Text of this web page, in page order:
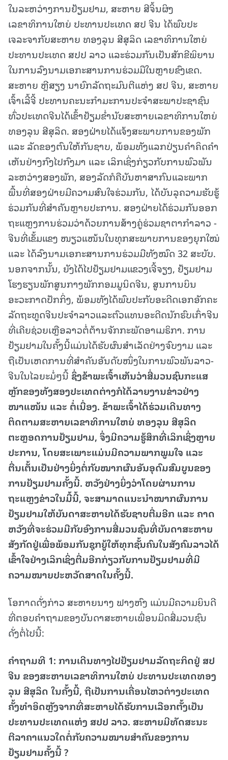
ໃນລະຫວ່າງການຢ້ຽມຢາມ, ສະຫາຍ ສີຈິ້ນຜິງ
ເລຂາທິການໃຫຍ່ ປະທານປະເທດ ສປ ຈີນ ໄດ້ພົບປະ
ເຈລະຈາກັບສະຫາຍ ທອງລຸນ ສີສຸລິດ ເລຂາທິການໃຫຍ່
ປະທານປະເທດ ສປປ ລາວ ແລະຮ່ວມກັນເປັນສັກຂີພິຍານ
ໃນການລົງນາມເອກະສານການຮ່ວມມືໃນຫຼາຍຂົງເຂດ.
ສະຫາຍ ຫຼີສຽງ ນາຍົກລັດຖະມົນຕີແຫ່ງ ສປ ຈີນ, ສະຫາຍ
ເຈົ້າເລີ້ຈີ້ ປະທານຄະນະກຳມະການປະຈຳສະພາປະຊາຊົນ
ທົ່ວປະເທດຈີນໄດ້ເຂົ້າຢ້ຽມຂໍ່ານັບສະຫາຍເລຂາທິການໃຫຍ່
ທອງລຸນ ສີສຸລິດ. ສອງຝ່າຍໄດ້ແຈ້ງສະພາບການຂອງພັກ
ແລະ ລັດຂອງຕົນໃຫ້ກັນຊາບ, ພ້ອມທັງແລກປ່ຽນຄຳຄິດຄຳ
ເຫັນຢ່າງກົງໄປກົງມາ ແລະ ເລິກເຊິ່ງກ່ຽວກັບການພົວພັນ
ລະຫວ່າງສອງພັກ, ສອງລັດກໍຄືບັນຫາສາກົນແລະພາກ
ພື້ນທີ່ສອງຝ່າຍມີຄວາມສົນໃຈຮ່ວມກັນ, ໄດ້ບັນລຸຄວາມຮັບຮູ້
ຮ່ວມກັນທີ່ສຳຄັນຫຼາຍປະການ. ສອງຝ່າຍໄດ້ຮ່ວມກັນອອກ
ຖະແຫຼງການຮ່ວມວ່າດ້ວຍການສ້າງຄູ່ຮ່ວມຊາຕາກຳລາວ -
ຈີນທີ່ເຂັ້ມແຂງ ໜຽວແໜ້ນໃນທຸກສະພາບການຂອງຍຸກໃໝ່
ແລະ ໄດ້ລົງນາມເອກະສານການຮ່ວມມືທັງໝົດ 32 ສະບັບ.
ນອກຈາກນັ້ນ, ຍັງໄດ້ໄປຢ້ຽມຢາມແຂວງເຈີ້ຈຽງ, ຢ້ຽມຢາມ
ໂຮງຮຽນພັກສູນກາງພັກກອມມູນິດຈີນ, ສູນການບິນ
ອະວະກາດປັກກິ່ງ, ພ້ອມທັງໄດ້ພົບປະກັບອະດີດເອກອັກຄະ
ລັດຖະທູດຈີນປະຈຳລາວແລະຕົວແທນອະດີດນັກຮົບເກົ່າຈີນ
ທີ່ເຄີຍຊ່ວຍເຫຼືອລາວຕໍ່ຕ້ານຈັກກະພັດອາເມຣິກາ. ການ
ຢ້ຽມຢາມໃນຄັ້ງນີ້ແມ່ນໄດ້ຮັບຜົນສຳເລັດຢ່າງຈົບງາມ ແລະ
ຖືເປັນເຫດການທີ່ສຳຄັນອັນດັບໜຶ່ງໃນການພົວພັນລາວ-
ຈີນໃນໄລຍະມໍ່ໆນີ້ ຊຶ່ງຂ້າພະເຈົ້າເຫັນວ່າສື່ມວນຊົນກະແສ
ຫຼັກຂອງທັງສອງປະເທດຕ່າງກໍໄດ້ລາຍງານຂ່າວຢ່າງ
ໜາແໜ້ນ ແລະ ຕໍ່ເນື່ອງ. ຂ້າພະເຈົ້າໄດ້ຮ່ວມເດີນທາງ
ຕິດຕາມສະຫາຍເລຂາທິການໃຫຍ່ ທອງລຸນ ສີສຸລິດ
ຕະຫຼອດການຢ້ຽມຢາມ, ຈຶ່ງມີຄວາມຮູ້ສຶກທີ່ເລິກເຊິ່ງຫຼາຍ
ປະການ, ໂດຍສະເພາະແມ່ນມີຄວາມພາກພູມໃຈ ແລະ
ຕື່ນເຕັ້ນເປັນຢ່າງຍິ່ງຕໍ່ກັບໝາກຜົນອັນອຸດົມສົມບູນຂອງ
ການຢ້ຽມຢາມຄັ້ງນີ້. ຫວັງຢ່າງຍິ່ງວ່າໂດຍຜ່ານການ
ຖະແຫຼງຂ່າວໃນມື້ນີ້, ຈະສາມາດແນະນຳໝາກຜົນການ
ຢ້ຽມຢາມໃຫ້ບັນດາສະຫາຍໄດ້ຮັບຊາບຕື່ມອີກ ແລະ ຄາດ
ຫວັງທີ່ຈະຮ່ວມມືກັບອົງການສື່ມວນຊົນທີ່ບັນດາສະຫາຍ
ສັງກັດຢູ່ເພື່ອພ້ອມກັນຊຸກຍູ້ໃຫ້ທຸກຊັ້ນຄົນໃນສັງຄົມລາວໄດ້
ເຂົ້າໃຈຢ່າງເລິກເຊິ່ງຕື່ມອີກກ່ຽວກັບການຢ້ຽມຢາມທີ່ມີ
ຄວາມໝາຍປະຫວັດສາດໃນຄັ້ງນີ້.
ໂອກາດດັ່ງກ່າວ ສະຫາຍນາງ ຟາງຫົງ ແມ່ນມີຄວາມຍິນດີ
ທີ່ຕອບຄຳຖາມຂອງບັນດາສະຫາຍເພື່ອນມິດສື່ມວນຊົນ
ດັ່ງຕໍ່ໄປນີ້:
ຄຳຖາມທີ 1: ການເດີນທາງໄປຢ້ຽມຢາມລັດຖະກິດຢູ່ ສປ
ຈີນ ຂອງສະຫາຍເລຂາທິການໃຫຍ່ ປະທານປະເທດທອງ
ລຸນ ສີສຸລິດ ໃນຄັ້ງນີ້, ຖືເປັນການເຄື່ອນໄຫວຕ່າງປະເທດ
ຄັ້ງທຳອິດຫຼັງຈາກທີ່ສະຫາຍໄດ້ຮັບການເລືອກຕັ້ງເປັນ
ປະທານປະເທດແຫ່ງ ສປປ ລາວ. ສະຫາຍມີທັດສະນະ
ຕີລາຄາແນວໃດຕໍ່ກັບຄວາມໝາຍສຳຄັນຂອງການ
ຢ້ຽມຢາມຄັ້ງນີ້ ?